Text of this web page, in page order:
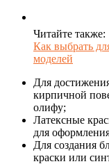
Читайте также:
Как выбрать
моделей
Для
кирпичной
олифу;
Латексные
для
Для создания
краски или